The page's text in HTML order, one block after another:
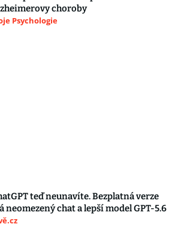
choroby
Psychologie
teď neunavíte. Bezplatná verze
neomezený chat a lepší model GPT-5.6